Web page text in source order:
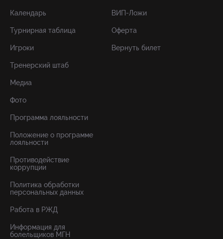
Календарь
Турнирная таблица
Игроки
Тренерский штаб
Медиа
Фото
Программа лояльности
Положение о программе
лояльности
Противодействие
коррупции
Политика обработки
персональных данных
Работа в РЖД
Информация для
болельщиков МГН
ВИП-Ложи
Оферта
Вернуть билет